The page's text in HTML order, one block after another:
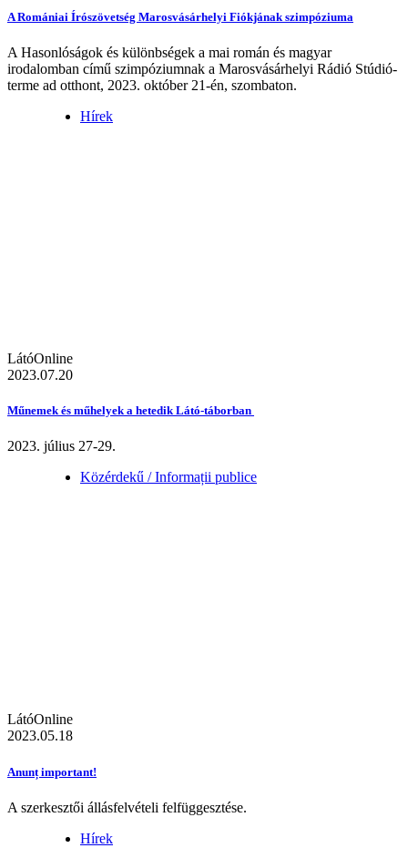
A Romániai Írószövetség Marosvásárhelyi Fiókjának szimpóziuma
A Hasonlóságok és különbségek a mai román és magyar
irodalomban című szimpóziumnak a Marosvásárhelyi Rádió Stúdió-
terme ad otthont, 2023. október 21-én, szombaton.
Hírek
LátóOnline
2023.07.20
Műnemek és műhelyek a hetedik Látó-táborban
2023. július 27-29.
Közérdekű / Informații publice
LátóOnline
2023.05.18
Anunț important!
A szerkesztői állásfelvételi felfüggesztése.
Hírek